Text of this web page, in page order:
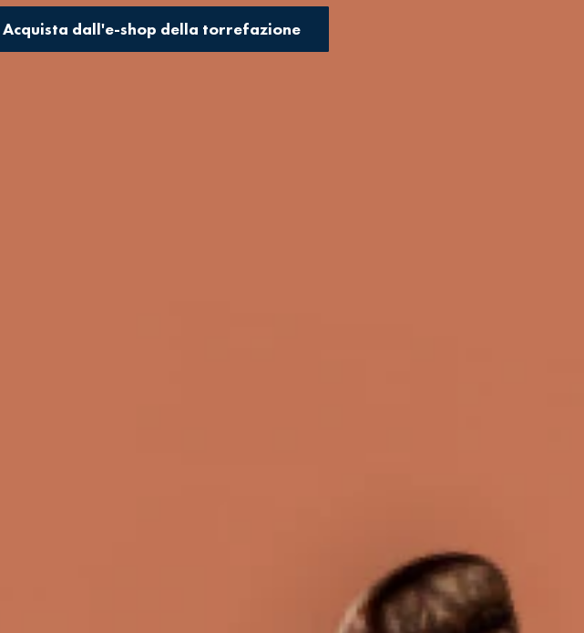
Acquista dall'e-shop della torrefazione